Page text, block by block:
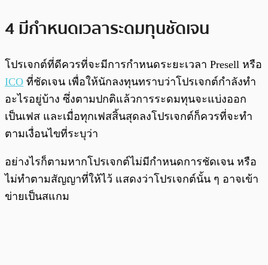
4 มีกำหนดเวลาระดมทุนชัดเจน
โปรเจกต์ที่ดีควรที่จะมีการกำหนดระยะเวลา Presell หรือ
ICO ที่ชัดเจน เพื่อให้นักลงทุนทราบว่าโปรเจกต์กำลังทำ
อะไรอยู่บ้าง ซึ่งตามปกติแล้วการระดมทุนจะแบ่งออก
เป็นเฟส และเมื่อทุกเฟสสิ้นสุดลงโปรเจกต์ก็ควรที่จะทำ
ตามเงื่อนไขที่ระบุว่า
อย่างไรก็ตามหากโปรเจกต์ไม่มีกำหนดการชัดเจน หรือ
ไม่ทำตามสัญญาที่ให้ไว้ แสดงว่าโปรเจกต์นั้น ๆ อาจเข้า
ข่ายเป็นสแกม